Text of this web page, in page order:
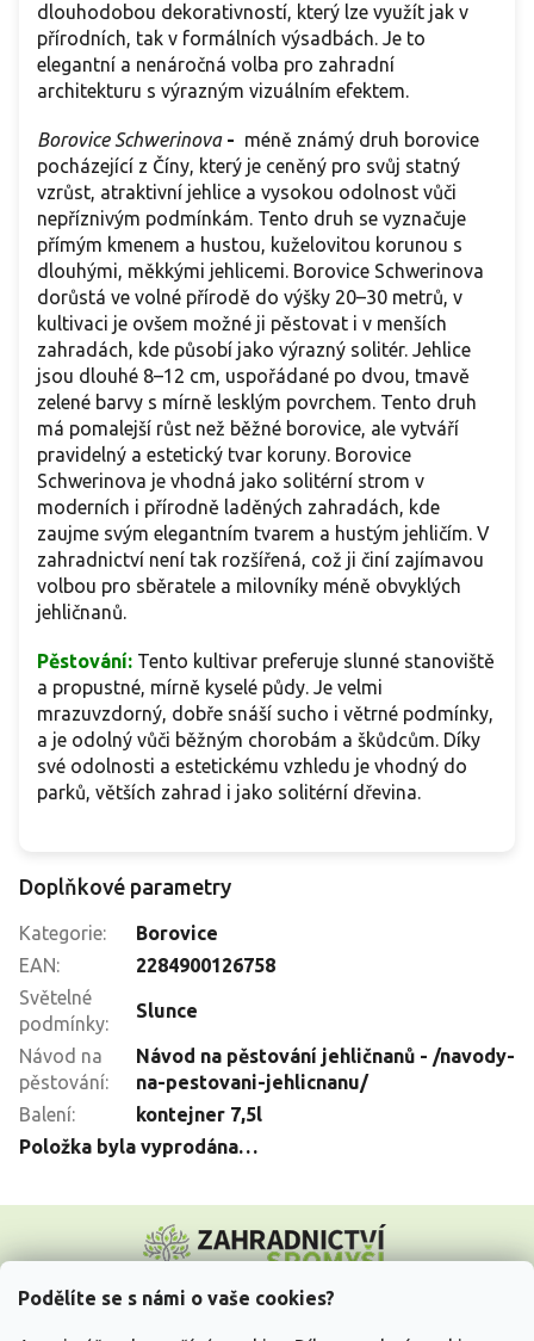
Podělíte se s námi o vaše cookies?
dlouhodobou dekorativností, který lze využít jak v
přírodních, tak v formálních výsadbách. Je to
elegantní a nenáročná volba pro zahradní
architekturu s výrazným vizuálním efektem.
Borovice Schwerinova- méně známý druh borovice
pocházející z Číny, který je ceněný pro svůj statný
vzrůst, atraktivní jehlice a vysokou odolnost vůči
nepříznivým podmínkám. Tento druh se vyznačuje
přímým kmenem a hustou, kuželovitou korunou s
dlouhými, měkkými jehlicemi. Borovice Schwerinova
dorůstá ve volné přírodě do výšky 20–30 metrů, v
kultivaci je ovšem možné ji pěstovat i v menších
zahradách, kde působí jako výrazný solitér. Jehlice
jsou dlouhé 8–12 cm, uspořádané po dvou, tmavě
zelené barvy s mírně lesklým povrchem. Tento druh
má pomalejší růst než běžné borovice, ale vytváří
pravidelný a estetický tvar koruny. Borovice
Schwerinova je vhodná jako solitérní strom v
moderních i přírodně laděných zahradách, kde
zaujme svým elegantním tvarem a hustým jehličím. V
zahradnictví není tak rozšířená, což ji činí zajímavou
volbou pro sběratele a milovníky méně obvyklých
jehličnanů.
Pěstování: Tento kultivar preferuje slunné stanoviště
a propustné, mírně kyselé půdy. Je velmi
mrazuvzdorný, dobře snáší sucho i větrné podmínky,
a je odolný vůči běžným chorobám a škůdcům. Díky
své odolnosti a estetickému vzhledu je vhodný do
parků, větších zahrad i jako solitérní dřevina.
Doplňkové parametry
Kategorie:
Borovice
EAN:
2284900126758
Světelné
podmínky:
Slunce
Návod na
pěstování:
Návod na pěstování jehličnanů - /navody-
na-pestovani-jehlicnanu/
Balení:
kontejner 7,5l
Položka byla vyprodána…
p